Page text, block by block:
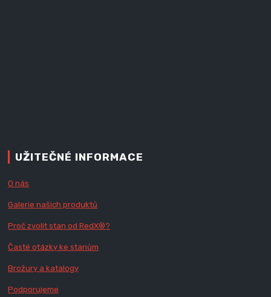
UŽITEČNÉ INFORMACE
O nás
Galerie našich produktů
Proč zvolit stan od RedX®?
Časté otázky ke stanům
Brožury a katalogy
Podporujeme